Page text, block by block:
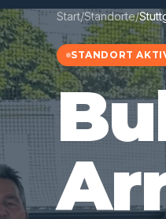
Start/Standorte/
STANDORT